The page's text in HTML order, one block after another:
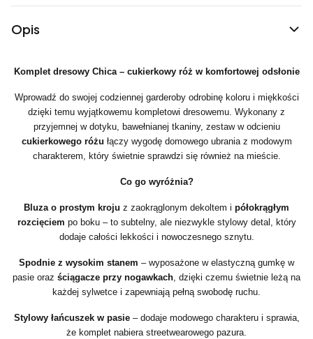
Opis
Komplet dresowy Chica – cukierkowy róż w komfortowej odsłonie
Wprowadź do swojej codziennej garderoby odrobinę koloru i miękkości
dzięki temu wyjątkowemu kompletowi dresowemu. Wykonany z
przyjemnej w dotyku, bawełnianej tkaniny, zestaw w odcieniu
cukierkowego różu łączy wygodę domowego ubrania z modowym
charakterem, który świetnie sprawdzi się również na mieście.
Co go wyróżnia?
Bluza o prostym kroju z zaokrąglonym dekoltem i półokrągłym
rozcięciem po boku – to subtelny, ale niezwykle stylowy detal, który
dodaje całości lekkości i nowoczesnego sznytu.
Spodnie z wysokim stanem – wyposażone w elastyczną gumkę w
pasie oraz ściągacze przy nogawkach, dzięki czemu świetnie leżą na
każdej sylwetce i zapewniają pełną swobodę ruchu.
Stylowy łańcuszek w pasie– dodaje modowego charakteru i sprawia,
że komplet nabiera streetwearowego pazura.